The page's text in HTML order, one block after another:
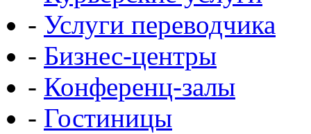
- Услуги переводчика
- Бизнес-центры
- Конференц-залы
- Гостиницы